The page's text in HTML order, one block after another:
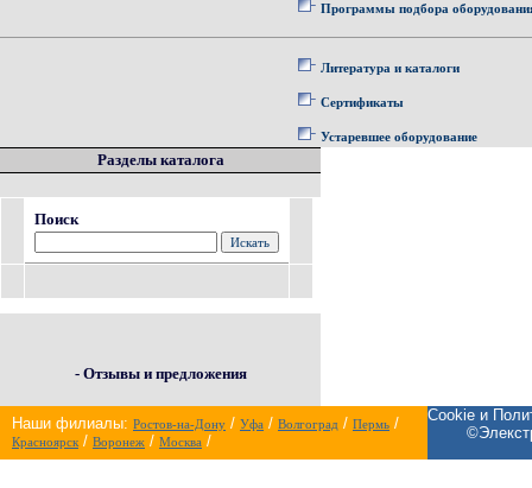
Программы подбора
Литература и каталоги
Сертификаты
Устаревшее оборудование
Разделы каталога
Поиск
- Отзывы и предложения
Наши филиалы: Ростов-на-Дону / Уфа / Волгоград / Пермь /
Красноярск/ Воронеж / Москва /
Cookie и